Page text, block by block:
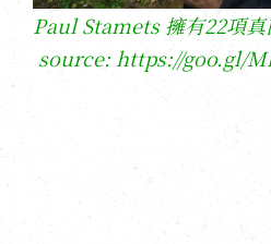
Paul Stamets 擁有22項
source: https://goo.gl/